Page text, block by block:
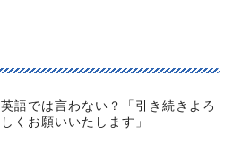
英語では言わない？「引き続きよろ
しくお願いいたします」